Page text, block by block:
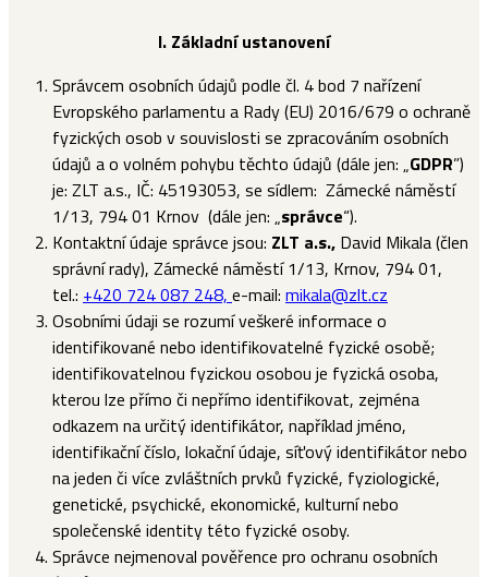
I. Základní ustanovení
Správcem osobních údajů podle čl. 4 bod 7 nařízení
Evropského parlamentu a Rady (EU) 2016/679 o ochraně
fyzických osob v souvislosti se zpracováním osobních
údajů a o volném pohybu těchto údajů (dále jen: „GDPR”)
je: ZLT a.s., IČ: 45193053, se sídlem: Zámecké náměstí
1/13, 794 01 Krnov (dále jen: „správce“).
Kontaktní údaje správce jsou: ZLT a.s., David Mikala (člen
správní rady), Zámecké náměstí 1/13, Krnov, 794 01,
tel.: +420 724 087 248, e-mail: mikala@zlt.cz
Osobními údaji se rozumí veškeré informace o
identifikované nebo identifikovatelné fyzické osobě;
identifikovatelnou fyzickou osobou je fyzická osoba,
kterou lze přímo či nepřímo identifikovat, zejména
odkazem na určitý identifikátor, například jméno,
identifikační číslo, lokační údaje, síťový identifikátor nebo
na jeden či více zvláštních prvků fyzické, fyziologické,
genetické, psychické, ekonomické, kulturní nebo
společenské identity této fyzické osoby.
Správce nejmenoval pověřence pro ochranu osobních